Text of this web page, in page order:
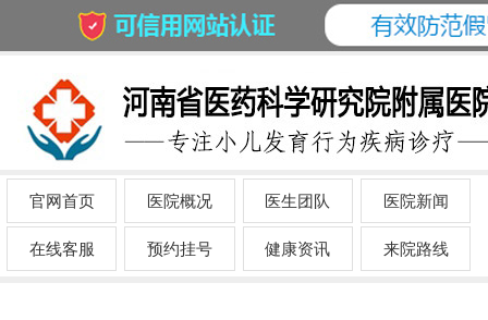
官网首页 医院概况 医生团队 医院新闻
在线客服 预约挂号 健康资讯 来院路线